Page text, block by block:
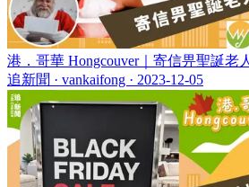
港．哥華 Hongcouver｜寄信畀聖誕老
追新聞 · vankaifong · 2023-12-05